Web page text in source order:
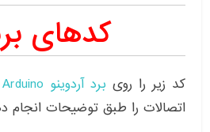
کدهای
کد زیر را روی برد آردوینو Arduino
اتصالات را طبق توضیحات انجام